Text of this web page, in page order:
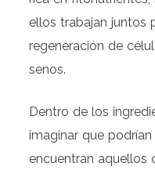
ellos trabajan juntos
regeneración de
senos.
Dentro de los
imaginar que
encuentran aquellos